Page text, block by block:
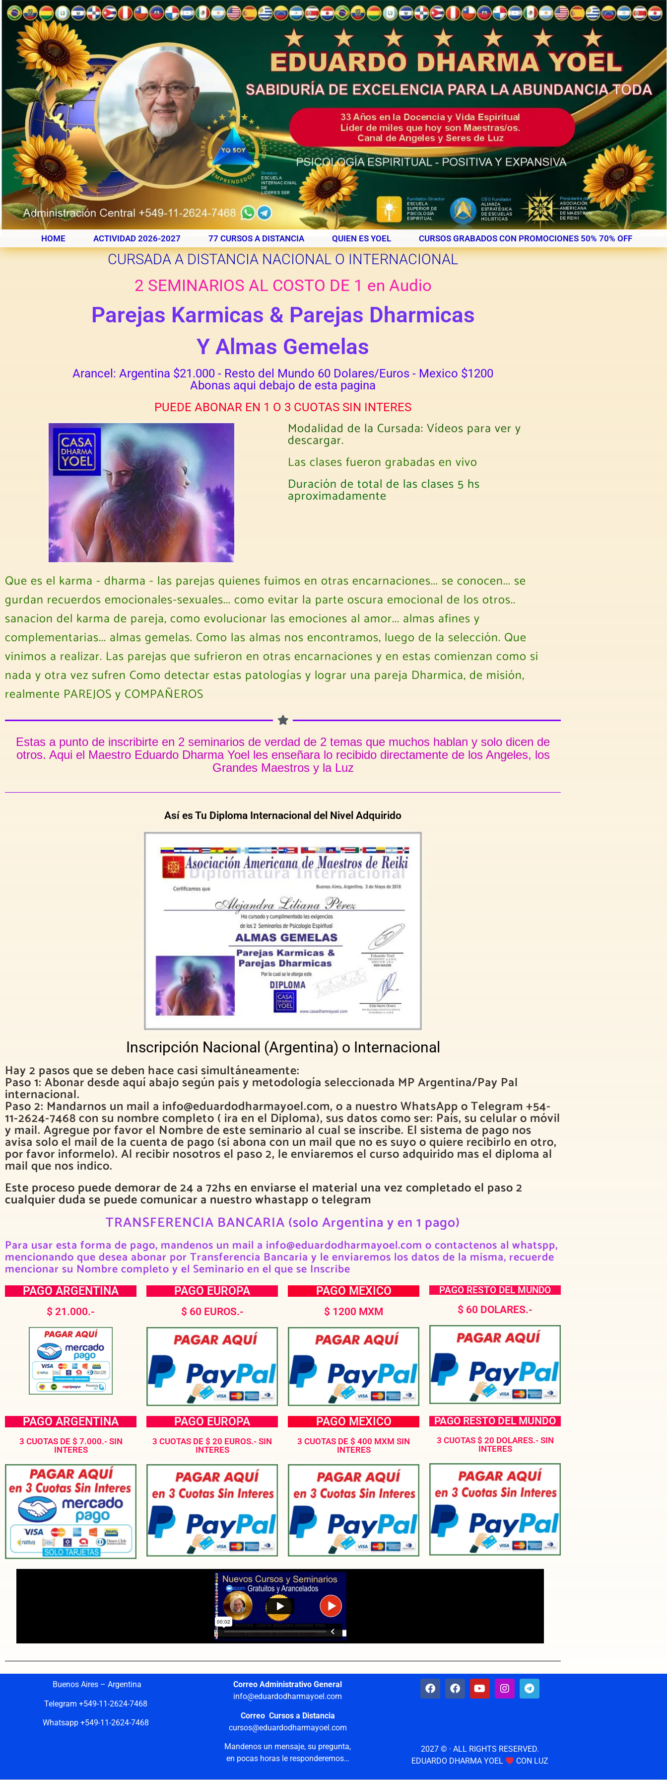
HOME ACTIVIDAD 2026-2027 77 CURSOS A DISTANCIA QUIEN ES YOEL CURSOS GRABADOS CON PROMOCIONES 50% 70% OFF
CURSADA A DISTANCIA NACIONAL O INTERNACIONAL
2 SEMINARIOS AL COSTO DE 1 en Audio
Parejas Karmicas & Parejas Dharmicas
Y Almas Gemelas
Arancel: Argentina $21.000 - Resto del Mundo 60 Dolares/Euros - Mexico $1200
Abonas aqui debajo de esta pagina
PUEDE ABONAR EN 1 O 3 CUOTAS SIN INTERES
Modalidad de la Cursada: Vídeos para ver y
descargar.
Las clases fueron grabadas en vivo
Duración de total de las clases 5 hs
aproximadamente
Que es el karma - dharma - las parejas quienes fuimos en otras encarnaciones... se conocen... se
gurdan recuerdos emocionales-sexuales... como evitar la parte oscura emocional de los otros..
sanacion del karma de pareja, como evolucionar las emociones al amor... almas afines y
complementarias... almas gemelas. Como las almas nos encontramos, luego de la selección. Que
vinimos a realizar. Las parejas que sufrieron en otras encarnaciones y en estas comienzan como si
nada y otra vez sufren Como detectar estas patologías y lograr una pareja Dharmica, de misión,
realmente PAREJOS y COMPAÑEROS
Estas a punto de inscribirte en 2 seminarios de verdad de 2 temas que muchos hablan y solo dicen de
otros. Aqui el Maestro Eduardo Dharma Yoel les enseñara lo recibido directamente de los Angeles, los
Grandes Maestros y la Luz
Así es Tu Diploma Internacional del Nivel Adquirido
Inscripción Nacional (Argentina) o Internacional
Hay 2 pasos que se deben hace casi simultáneamente:
Paso 1: Abonar desde aquí abajo según país y metodología seleccionada MP Argentina/Pay Pal
internacional.
Paso 2: Mandarnos un mail a info@eduardodharmayoel.com, o a nuestro WhatsApp o Telegram +54-
11-2624-7468 con su nombre completo ( ira en el Diploma), sus datos como ser: País, su celular o móvil
y mail. Agregue por favor el Nombre de este seminario al cual se inscribe. El sistema de pago nos
avisa solo el mail de la cuenta de pago (si abona con un mail que no es suyo o quiere recibirlo en otro,
por favor informelo). Al recibir nosotros el paso 2, le enviaremos el curso adquirido mas el diploma al
mail que nos indico.
Este proceso puede demorar de 24 a 72hs en enviarse el material una vez completado el paso 2
cualquier duda se puede comunicar a nuestro whastapp o telegram
TRANSFERENCIA BANCARIA (solo Argentina y en 1 pago)
Para usar esta forma de pago, mandenos un mail a info@eduardodharmayoel.com o contactenos al whatspp,
mencionando que desea abonar por Transferencia Bancaria y le enviaremos los datos de la misma, recuerde
mencionar su Nombre completo y el Seminario en el que se Inscribe
PAGO ARGENTINA
$ 21.000.-
PAGO EUROPA
$ 60 EUROS.-
PAGO MEXICO
$ 1200 MXM
PAGO RESTO DEL MUNDO
$ 60 DOLARES.-
PAGO ARGENTINA
3 CUOTAS DE $ 7.000.- SIN
INTERES
PAGO EUROPA
3 CUOTAS DE $ 20 EUROS.- SIN
INTERES
PAGO MEXICO
3 CUOTAS DE $ 400 MXM SIN
INTERES
PAGO RESTO DEL MUNDO
3 CUOTAS $ 20 DOLARES.- SIN
INTERES
Buenos Aires – Argentina
Telegram +549-11-2624-7468
Whatsapp +549-11-2624-7468
Correo Administrativo General
info@eduardodharmayoel.com
Correo Cursos a Distancia
cursos@eduardodharmayoel.com
Mandenos un mensaje, su pregunta,
en pocas horas le responderemos…
2027 © · ALL RIGHTS RESERVED.
EDUARDO DHARMA YOEL
CON LUZ